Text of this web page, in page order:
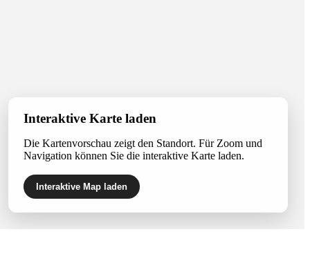
Interaktive Karte laden
Die Kartenvorschau zeigt den Standort. Für Zoom und
Navigation können Sie die interaktive Karte laden.
Interaktive Map laden